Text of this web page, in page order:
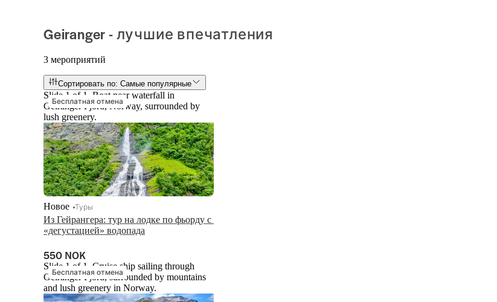
Geiranger - лучшие впечатления
3 мероприятий
Сортировать по: Самые популярные
Бесплатная отмена
Slide 1 of 1, Boat near waterfall in
Geiranger Fjord, Norway, surrounded by
lush greenery.
Из Гейрангера: тур на лодке по фьорду с
«дегустацией» водопада
Новое Туры
550 NOK
Бесплатная отмена
Slide 1 of 1, Cruise ship sailing through
Geiranger Fjord, surrounded by mountains
and lush greenery in Norway.